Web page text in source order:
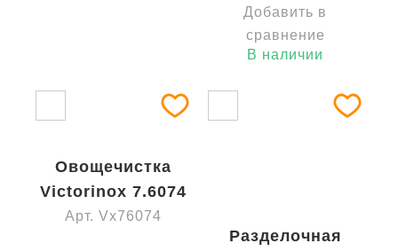
Добавить в
сравнение
В наличии
Овощечистка
Victorinox 7.6074
Арт. Vx76074
Разделочная